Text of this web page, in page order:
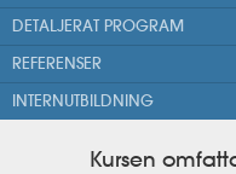
DETALJERAT PROGRAM
REFERENSER
INTERNUTBILDNING
Kursen